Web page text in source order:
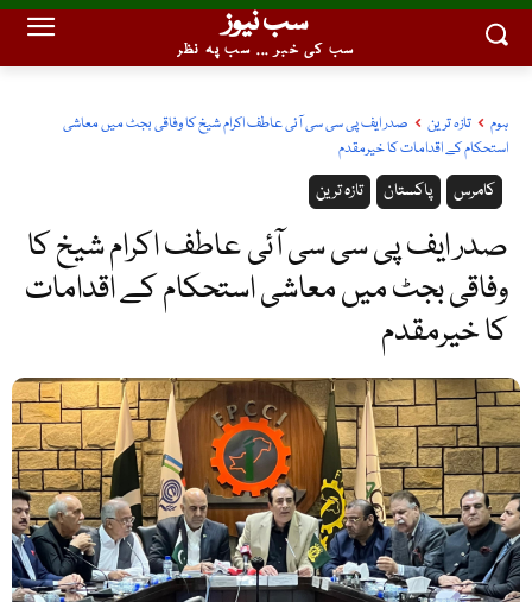
سب نیوز
سب کی خبر ... سب پہ نظر
ہوم تازہ ترین
صدر ایف پی سی سی آئی عاطف اکرام شیخ کا وفاقی بجٹ میں معاشی
استحکام کے اقدامات کا خیرمقدم
تازہ ترین پاکستان کامرس
صدر ایف پی سی سی آئی عاطف اکرام شیخ کا
وفاقی بجٹ میں معاشی استحکام کے اقدامات
کا خیرمقدم